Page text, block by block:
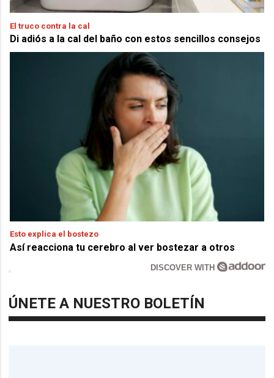
El truco contra la cal
Di adiós a la cal del baño con estos sencillos consejos
Esto explica el bostezo
Así reacciona tu cerebro al ver bostezar a otros
DISCOVER WITH
ÚNETE A NUESTRO BOLETÍN